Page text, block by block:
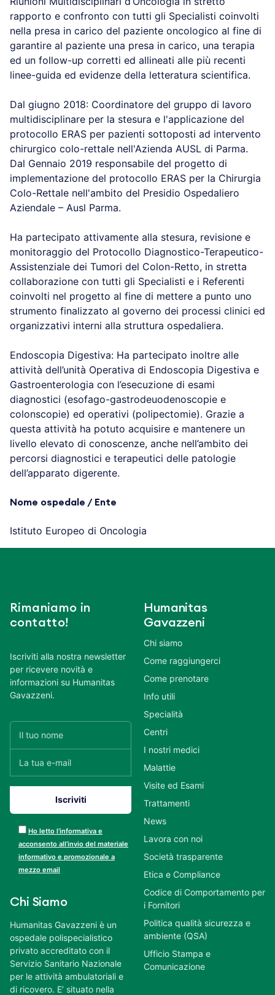
rapporto e confronto con tutti gli Specialisti coinvolti
nella presa in carico del paziente oncologico al fine di
garantire al paziente una presa in carico, una terapia
ed un follow-up corretti ed allineati alle più recenti
linee-guida ed evidenze della letteratura scientifica.
Dal giugno 2018: Coordinatore del gruppo di lavoro
multidisciplinare per la stesura e l'applicazione del
protocollo ERAS per pazienti sottoposti ad intervento
chirurgico colo-rettale nell'Azienda AUSL di Parma.
Dal Gennaio 2019 responsabile del progetto di
implementazione del protocollo ERAS per la Chirurgia
Colo-Rettale nell'ambito del Presidio Ospedaliero
Aziendale – Ausl Parma.
Ha partecipato attivamente alla stesura, revisione e
monitoraggio del Protocollo Diagnostico-Terapeutico-
Assistenziale dei Tumori del Colon-Retto, in stretta
collaborazione con tutti gli Specialisti e i Referenti
coinvolti nel progetto al fine di mettere a punto uno
strumento finalizzato al governo dei processi clinici ed
organizzativi interni alla struttura ospedaliera.
Endoscopia Digestiva: Ha partecipato inoltre alle
attività dell’unità Operativa di Endoscopia Digestiva e
Gastroenterologia con l’esecuzione di esami
diagnostici (esofago-gastrodeuodenoscopie e
colonscopie) ed operativi (polipectomie). Grazie a
questa attività ha potuto acquisire e mantenere un
livello elevato di conoscenze, anche nell’ambito dei
percorsi diagnostici e terapeutici delle patologie
dell’apparato digerente.
Nome ospedale / Ente
Istituto Europeo di Oncologia
Rimaniamo in
contatto!
Iscriviti alla nostra newsletter
per ricevere novità e
informazioni su Humanitas
Gavazzeni.
Ho letto l’informativa e
acconsento all’invio del materiale
informativo e promozionale a
mezzo email
Chi Siamo
Humanitas Gavazzeni è un
ospedale polispecialistico
privato accreditato con il
Servizio Sanitario Nazionale
per le attività ambulatoriali e
di ricovero. E’ situato nella
Humanitas
Gavazzeni
Chi siamo
Come raggiungerci
Come prenotare
Info utili
Specialità
Centri
I nostri medici
Malattie
Visite ed Esami
Trattamenti
News
Lavora con noi
Società trasparente
Etica e Compliance
Codice di Comportamento per
i Fornitori
Politica qualità sicurezza e
ambiente (QSA)
Ufficio Stampa e
Comunicazione